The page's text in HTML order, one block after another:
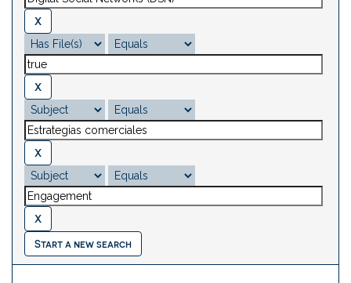
Start a new search